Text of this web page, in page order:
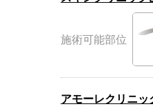
施術可能部位
アモーレクリニッ